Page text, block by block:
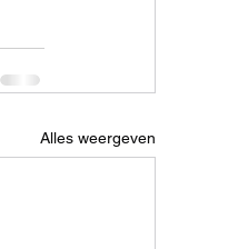
Alles weergeven